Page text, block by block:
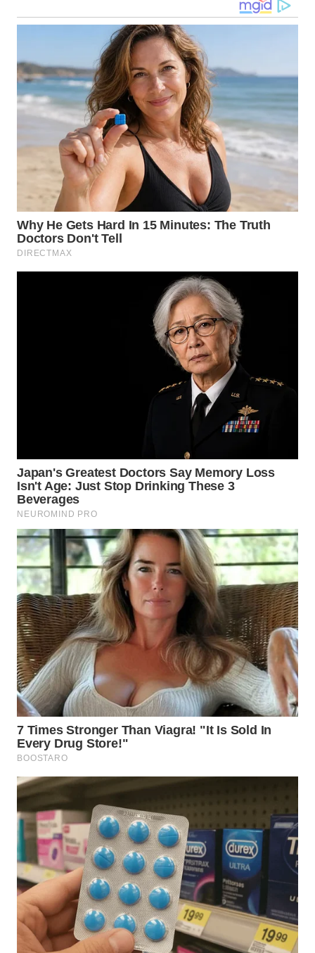
WN
WN DELI
SERDANG
TEBING
TINGGI
PAKPAK
WN
KARAWANG
TAPANULI
UTARA
WN
SAMOSIR
WN
PADANG
LAWAS
WN
SUMEDANG
WN
CIANJUR
WN
SERIBU
WN
TANGERANG
WN
BINJAI
WN
CIREBON